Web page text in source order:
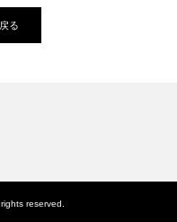
る
reserved.